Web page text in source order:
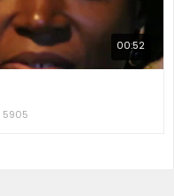
00:52
5905